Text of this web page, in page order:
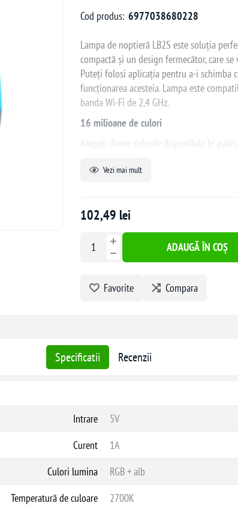
Cod produs: 6977038680228
Lampa de noptieră LB2S este soluția
compactă și un design fermecător, care
Puteți folosi aplicația pentru a-i schimba
funcționarea acesteia. Lampa este
banda Wi-Fi de 2,4 GHz.
16 milioane de culori
Alegeți dintre culorile disponibile în
adormirea mai plăcută.
Controlați funcțiile lămpii direct din
timpul să se culce sau setați-o să se
Compatibilitate cu asistenți vocali
Datorită compatibilității cu Google
funcțiile. Conectați lampa la
Vezi mai mult
102,49 lei
ADAUGĂ ÎN COȘ
Favorite Compara
Specificatii Recenzii
Intrare
5V
Curent
1A
Culori lumina
RGB + alb
Temperatură de culoare
2700K